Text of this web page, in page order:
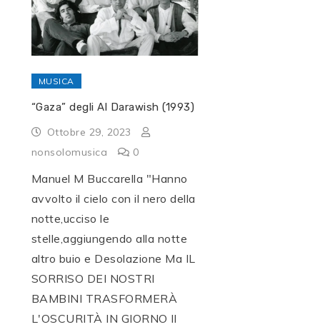
MUSICA
“Gaza” degli Al Darawish (1993)
Ottobre 29, 2023
nonsolomusica
0
Manuel M Buccarella "Hanno
avvolto il cielo con il nero della
notte,ucciso le
stelle,aggiungendo alla notte
altro buio e Desolazione Ma IL
SORRISO DEI NOSTRI
BAMBINI TRASFORMERÀ
L'OSCURITÀ IN GIORNO Il